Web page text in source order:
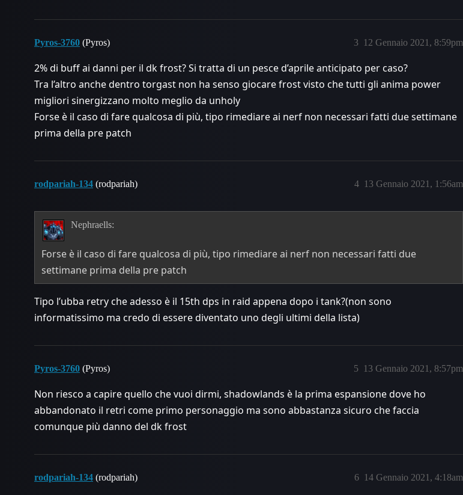
Pyros-3760 (Pyros) 12 Gennaio 2021, 8:59pm
3
2% di buff ai danni per il dk frost? Si tratta di un pesce d’aprile anticipato per caso?
Tra l’altro anche dentro torgast non ha senso giocare frost visto che tutti gli anima power
migliori sinergizzano molto meglio da unholy
Forse è il caso di fare qualcosa di più, tipo rimediare ai nerf non necessari fatti due settimane
prima della pre patch
rodpariah-134 (rodpariah) 13 Gennaio 2021, 1:56am
4
Nephraells:
Forse è il caso di fare qualcosa di più, tipo rimediare ai nerf non necessari fatti due
settimane prima della pre patch
Tipo l’ubba retry che adesso è il 15th dps in raid appena dopo i tank?(non sono
informatissimo ma credo di essere diventato uno degli ultimi della lista)
Pyros-3760 (Pyros) 13 Gennaio 2021, 8:57pm
5
Non riesco a capire quello che vuoi dirmi, shadowlands è la prima espansione dove ho
abbandonato il retri come primo personaggio ma sono abbastanza sicuro che faccia
comunque più danno del dk frost
rodpariah-134 (rodpariah) 14 Gennaio 2021, 4:18am
6